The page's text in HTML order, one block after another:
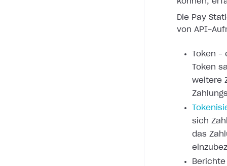
Die Pay
von API-
Token
Token
weitere
sich
das